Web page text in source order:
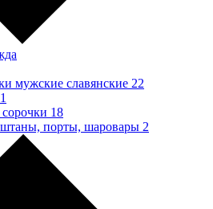
мужские славянские 22
1
18
порты, шаровары 2